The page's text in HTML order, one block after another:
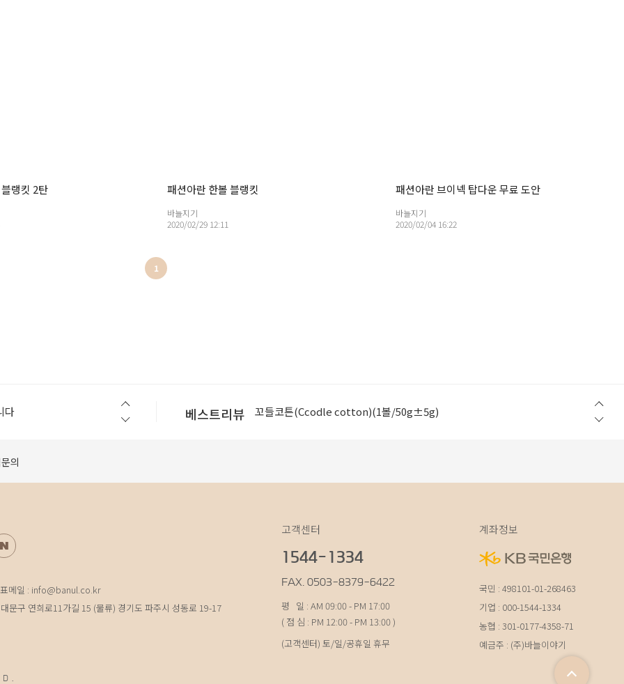
랭킷 2탄 패션아란 한볼 블랭킷
바늘지기
2020/02/29 12:11
패션아란 브이넥 탑다운 무료 도안
바늘지기
2020/02/04 16:22
1
다
베스트리뷰
꼬들코튼(Ccodle cotton)(1볼/50g±5g)
의
메일 : info@banul.co.kr
문구 연희로11가길 15 (물류) 경기도 파주시 성동로 19-17
고객센터
1544-1334
FAX. 0503-8379-6422
평 일 : AM 09:00 - PM 17:00
( 점 심 : PM 12:00 - PM 13:00 )
(고객센터) 토/일/공휴일 휴무
계좌정보
국민 : 498101-01-268463
기업 : 000-1544-1334
농협 : 301-0177-4358-71
예금주 : (주)바늘이야기